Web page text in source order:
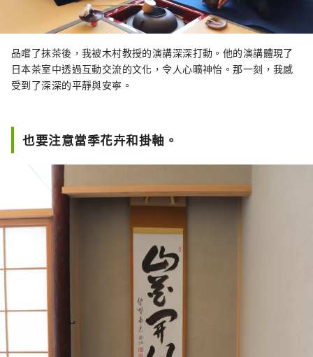
品嚐了抹茶後，我被木村教授的演講深深打動。他的演講體現了
日本茶室中透過互動交流的文化，令人心曠神怡。那一刻，我感
受到了深深的平靜與安寧。
也要注意當季花卉和掛軸。